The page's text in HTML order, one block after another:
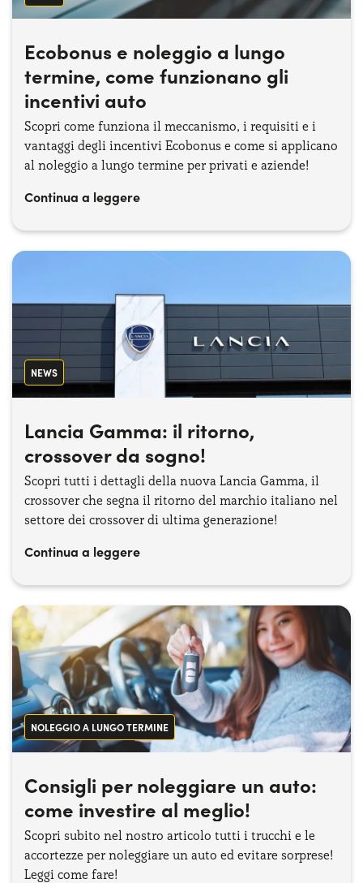
Ecobonus e noleggio a lungo
termine, come funzionano gli
incentivi auto
Scopri come funziona il meccanismo, i requisiti e i
vantaggi degli incentivi Ecobonus e come si applicano
al noleggio a lungo termine per privati e aziende!
Continua a leggere
NEWS
Lancia Gamma: il ritorno,
crossover da sogno!
Scopri tutti i dettagli della nuova Lancia Gamma, il
crossover che segna il ritorno del marchio italiano nel
settore dei crossover di ultima generazione!
Continua a leggere
NOLEGGIO A LUNGO TERMINE
Consigli per noleggiare un auto:
come investire al meglio!
Scopri subito nel nostro articolo tutti i trucchi e le
accortezze per noleggiare un auto ed evitare sorprese!
Leggi come fare!